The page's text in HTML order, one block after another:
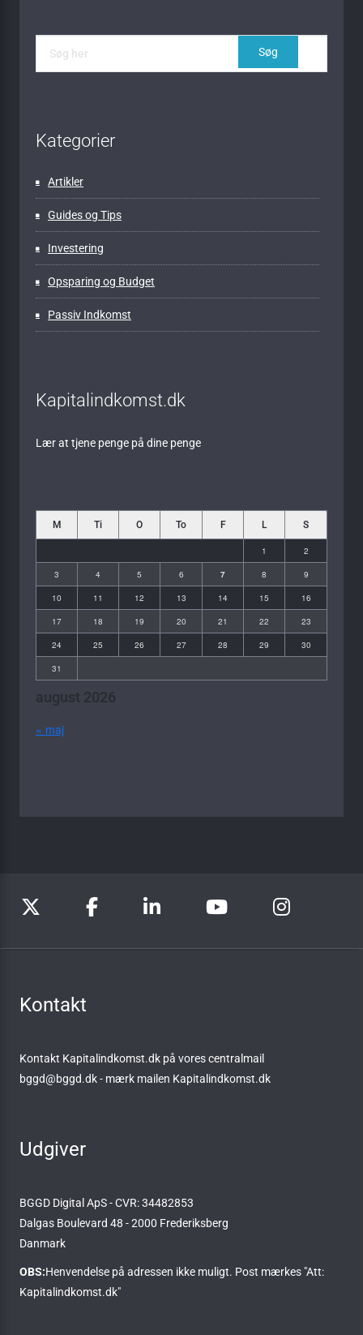
Kategorier
Artikler
Guides og Tips
Investering
Opsparing og Budget
Passiv Indkomst
Kapitalindkomst.dk
Lær at tjene penge på dine penge
august 2026
M Ti O To F L S
1 2
3 4 5 6 7 8 9
10 11 12 13 14 15 16
17 18 19 20 21 22 23
24 25 26 27 28 29 30
31
« maj
Kontakt
Kontakt Kapitalindkomst.dk på vores centralmail
bggd@bggd.dk- mærk mailen Kapitalindkomst.dk
Udgiver
BGGD Digital ApS - CVR: 34482853
Dalgas Boulevard 48 - 2000 Frederiksberg
Danmark
OBS:Henvendelse på adressen ikke muligt. Post mærkes "Att:
Kapitalindkomst.dk"